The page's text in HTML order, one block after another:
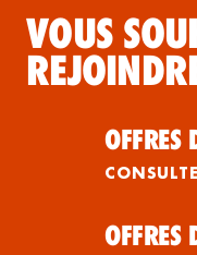
VOUS
OFFRES
OFFRES